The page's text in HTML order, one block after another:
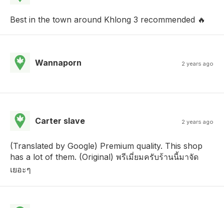
Best in the town around Khlong 3 recommended 🔥
Wannaporn 2 years ago
Carter slave 2 years ago
(Translated by Google) Premium quality. This shop
has a lot of them. (Original) พรีเมี่ยมครับร้านนี้มาจัด
เยอะๆ